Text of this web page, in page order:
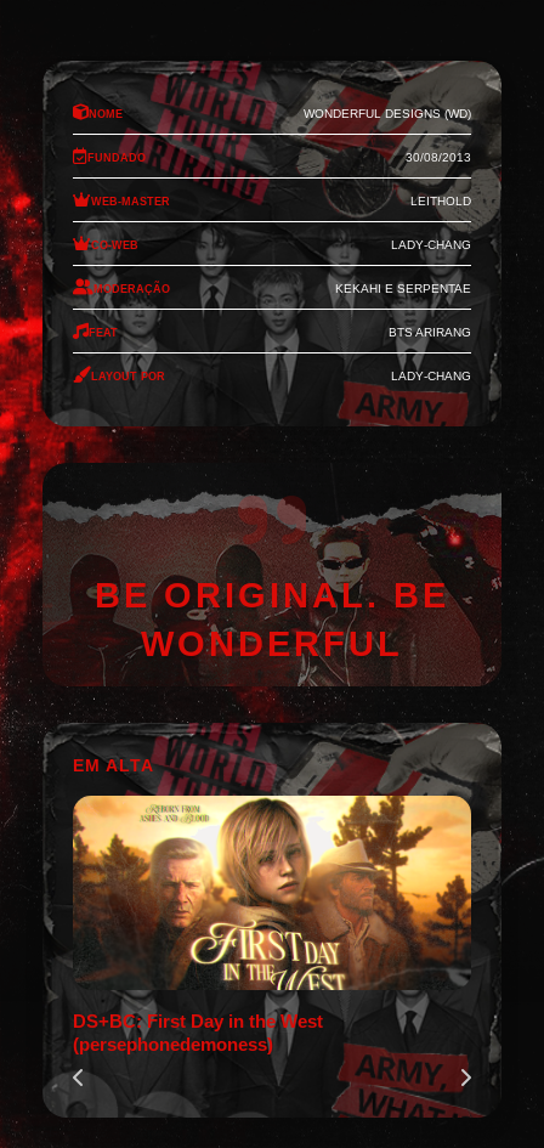
Nome Wonderful Designs (WD)
Fundado 30/08/2013
Web-Master Leithold
Co-Web Lady-Chang
Moderação Kekahi e Serpentae
Feat BTS Arirang
Layout por Lady-Chang
BE ORIGINAL. BE
WONDERFUL
EM ALTA
DS+BC: First Day in the West
(persephonedemoness)